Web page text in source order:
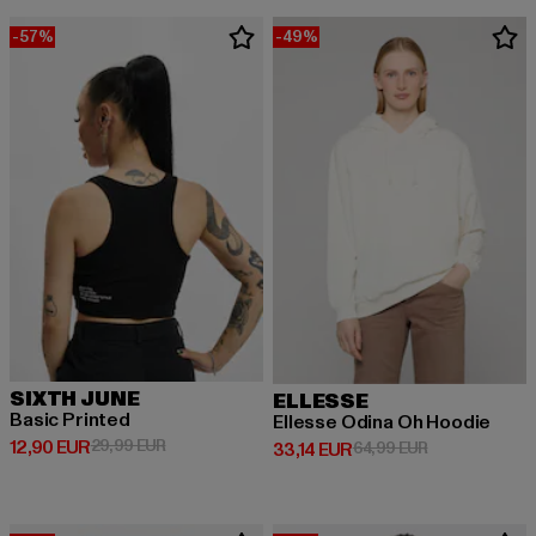
-57%
SIXTH JUNE
Basic Printed
12,90 EUR
Prix courant: 12,90 EUR
29,99 EURPrix en promotion: 29,99 EUR
-49%
ELLESSE
Ellesse Odina Oh Hoodie
33,14 EUR
Prix courant: 33,14 EUR
64,99 EURPrix en